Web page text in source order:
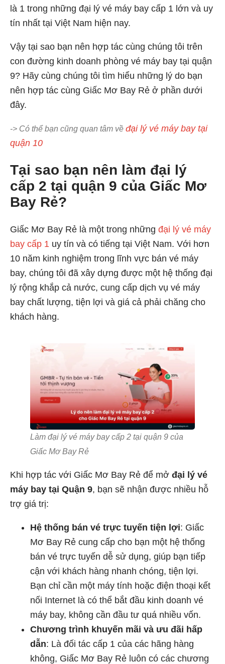
là 1 trong những đại lý vé máy bay cấp 1 lớn và uy
tín nhất tại Việt Nam hiện nay.
Vậy tại sao bạn nên hợp tác cùng chúng tôi trên
con đường kinh doanh phòng vé máy bay tại quận
9? Hãy cùng chúng tôi tìm hiểu những lý do bạn
nên hợp tác cùng Giấc Mơ Bay Rẻ ở phần dưới
đây.
-> Có thể bạn cũng quan tâm về đại lý vé máy bay tại
quận 10
Tại sao bạn nên làm đại lý
cấp 2 tại quận 9 của Giấc Mơ
Bay Rẻ?
Giấc Mơ Bay Rẻ là một trong những đại lý vé máy
bay cấp 1 uy tín và có tiếng tại Việt Nam. Với hơn
10 năm kinh nghiệm trong lĩnh vực bán vé máy
bay, chúng tôi đã xây dựng được một hệ thống đại
lý rộng khắp cả nước, cung cấp dịch vụ vé máy
bay chất lượng, tiện lợi và giá cả phải chăng cho
khách hàng.
Làm đại lý vé máy bay cấp 2 tại quận 9 của
Giấc Mơ Bay Rẻ
Khi hợp tác với Giấc Mơ Bay Rẻ để mở đại lý vé
máy bay tại Quận 9, bạn sẽ nhận được nhiều hỗ
trợ giá trị:
Hệ thống bán vé trực tuyến tiện lợi: Giấc
Mơ Bay Rẻ cung cấp cho bạn một hệ thống
bán vé trực tuyến dễ sử dụng, giúp bạn tiếp
cận với khách hàng nhanh chóng, tiện lợi.
Bạn chỉ cần một máy tính hoặc điện thoại kết
nối Internet là có thể bắt đầu kinh doanh vé
máy bay, không cần đầu tư quá nhiều vốn.
Chương trình khuyến mãi và ưu đãi hấp
dẫn: Là đối tác cấp 1 của các hãng hàng
không, Giấc Mơ Bay Rẻ luôn có các chương